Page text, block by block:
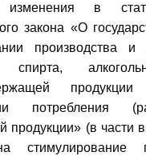
изменения в
закона «О
производства и
спирта,
потребления
продукции» (в части
стимулирование